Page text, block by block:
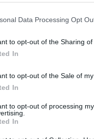
Data Processing Opt
to opt-out of the Sharing of
In
to opt-out of the Sale of
In
to opt-out of processing
In
30